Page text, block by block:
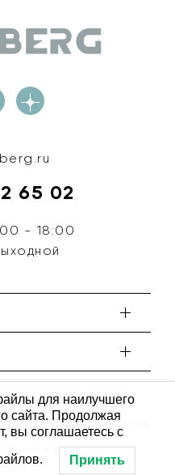
65 02
- 18:00
в России
© 2026 Holberg
для наилучшего
сайта. Продолжая
вы соглашаетесь с
Принять